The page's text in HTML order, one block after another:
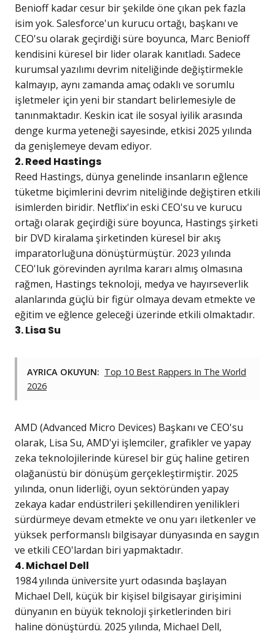
Benioff kadar cesur bir şekilde öne çıkan pek fazla
isim yok. Salesforce'un kurucu ortağı, başkanı ve
CEO'su olarak geçirdiği süre boyunca, Marc Benioff
kendisini küresel bir lider olarak kanıtladı. Sadece
kurumsal yazılımı devrim niteliğinde değiştirmekle
kalmayıp, aynı zamanda amaç odaklı ve sorumlu
işletmeler için yeni bir standart belirlemesiyle de
tanınmaktadır. Keskin icat ile sosyal iyilik arasında
denge kurma yeteneği sayesinde, etkisi 2025 yılında
da genişlemeye devam ediyor.
2. Reed Hastings
Reed Hastings, dünya genelinde insanların eğlence
tüketme biçimlerini devrim niteliğinde değiştiren etkili
isimlerden biridir. Netflix'in eski CEO'su ve kurucu
ortağı olarak geçirdiği süre boyunca, Hastings şirketi
bir DVD kiralama şirketinden küresel bir akış
imparatorluğuna dönüştürmüştür. 2023 yılında
CEO'luk görevinden ayrılma kararı almış olmasına
rağmen, Hastings teknoloji, medya ve hayırseverlik
alanlarında güçlü bir figür olmaya devam etmekte ve
eğitim ve eğlence geleceği üzerinde etkili olmaktadır.
3. Lisa Su
AYRICA OKUYUN: Top 10 Best Rappers In The World
2026
AMD (Advanced Micro Devices) Başkanı ve CEO'su
olarak, Lisa Su, AMD'yi işlemciler, grafikler ve yapay
zeka teknolojilerinde küresel bir güç haline getiren
olağanüstü bir dönüşüm gerçekleştirmiştir. 2025
yılında, onun liderliği, oyun sektöründen yapay
zekaya kadar endüstrileri şekillendiren yenilikleri
sürdürmeye devam etmekte ve onu yarı iletkenler ve
yüksek performanslı bilgisayar dünyasında en saygın
ve etkili CEO'lardan biri yapmaktadır.
4. Michael Dell
1984 yılında üniversite yurt odasında başlayan
Michael Dell, küçük bir kişisel bilgisayar girişimini
dünyanın en büyük teknoloji şirketlerinden biri
haline dönüştürdü. 2025 yılında, Michael Dell,